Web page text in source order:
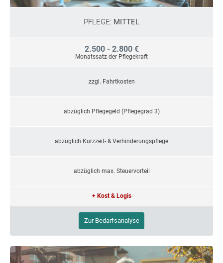
PFLEGE: MITTEL
2.500 - 2.800 €
Monatssatz der Pflegekraft
zzgl. Fahrtkosten
abzüglich Pflegegeld (Pflegegrad 3)
abzüglich Kurzzeit- & Verhinderungspflege
abzüglich max. Steuervorteil
+ Kost & Logis
Zur Bedarfsanalyse